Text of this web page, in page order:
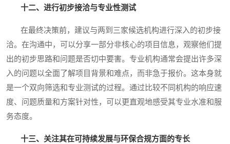
十二、进行初步接洽与专业性测试
在最终决策前，建议与两到三家候选机构进行深入的初步接
洽。在沟通中，可以分享一部分非核心的项目信息，观察他们提
出的初步思路和问题是否切中要害。专业机构通常会提出许多深
入的问题以全面了解项目背景和难点，而非急于报价。这本身就
是一个双向筛选和专业测试的过程。通过比较不同机构的响应速
度、问题质量和方案针对性，可以更直观地感受其专业水准和服
务态度。
十三、关注其在可持续发展与环保合规方面的专长